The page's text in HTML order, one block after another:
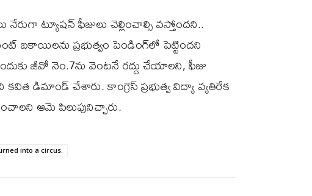
నేరుగా ట్యూషన్ ఫీజులు చెల్లించాల్సి వస్తోందని..
బకాయిలను ప్రభుత్వం పెండింగ్‌లో పెట్టిందని
జీవో నెం.7ను వెంటనే రద్దు చేయాలని, ఫీజు
డిమాండ్ చేశారు. కాంగ్రెస్ ప్రభుత్వ విద్యా వ్యతిరేక
ఆమె పిలుపునిచ్చారు.
into a circus.